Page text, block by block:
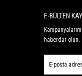
E-BÜLTEN
haberdar olun.